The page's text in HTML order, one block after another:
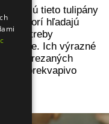
sú tieto tulipány
ktorí hľadajú
potreby
Ich výrazné
aj v rezaných
prekvapivo